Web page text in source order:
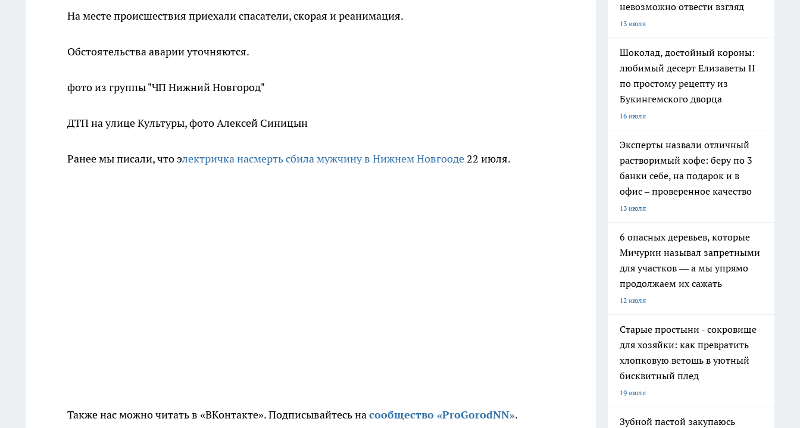
На месте происшествия приехали спасатели, скорая и реанимация.
Обстоятельства аварии уточняются.
фото из группы "ЧП Нижний Новгород"
ДТП на улице Культуры, фото Алексей Синицын
Ранее мы писали, что электричка насмерть сбила мужчину в Нижнем Новгооде 22 июля.
Также нас можно читать в «ВКонтакте». Подписывайтесь насообщество «ProGorodNN».
невозможно отвести взгляд
13 июля
Шоколад, достойный короны:
любимый десерт Елизаветы II
по простому рецепту из
Букингемского дворца
16 июля
Эксперты назвали отличный
растворимый кофе: беру по 3
банки себе, на подарок и в
офис – проверенное качество
13 июля
6 опасных деревьев, которые
Мичурин называл запретными
для участков — а мы упрямо
продолжаем их сажать
12 июля
Старые простыни - сокровище
для хозяйки: как превратить
хлопковую ветошь в уютный
бисквитный плед
19 июля
Зубной пастой закупаюсь